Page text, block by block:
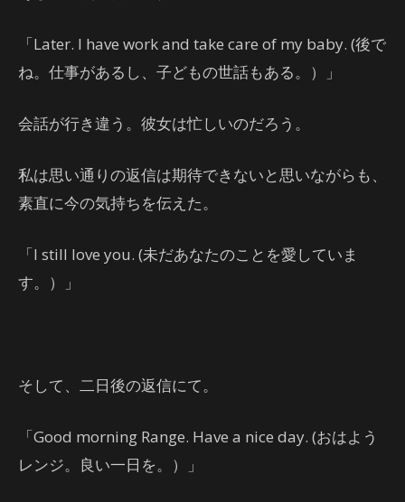
「Later. I have work and take care of my baby. (後で
ね。仕事があるし、子どもの世話もある。）」
会話が行き違う。彼女は忙しいのだろう。
私は思い通りの返信は期待できないと思いながらも、
素直に今の気持ちを伝えた。
「I still love you. (未だあなたのことを愛していま
す。）」
そして、二日後の返信にて。
「Good morning Range. Have a nice day. (おはよう
レンジ。良い一日を。）」